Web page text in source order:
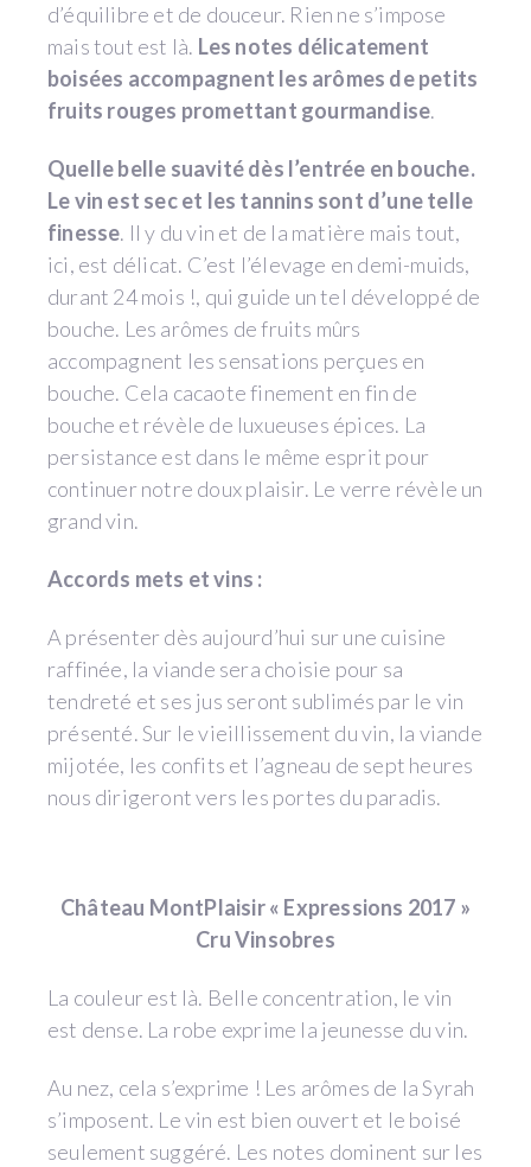
d’équilibre et de douceur. Rien ne s’impose
mais tout est là. Les notes délicatement
boisées accompagnent les arômes de petits
fruits rouges promettant gourmandise.
Quelle belle suavité dès l’entrée en bouche.
Le vin est sec et les tannins sont d’une telle
finesse. Il y du vin et de la matière mais tout,
ici, est délicat. C’est l’élevage en demi-muids,
durant 24 mois !, qui guide un tel développé de
bouche. Les arômes de fruits mûrs
accompagnent les sensations perçues en
bouche. Cela cacaote finement en fin de
bouche et révèle de luxueuses épices. La
persistance est dans le même esprit pour
continuer notre doux plaisir. Le verre révèle un
grand vin.
Accords mets et vins :
A présenter dès aujourd’hui sur une cuisine
raffinée, la viande sera choisie pour sa
tendreté et ses jus seront sublimés par le vin
présenté. Sur le vieillissement du vin, la viande
mijotée, les confits et l’agneau de sept heures
nous dirigeront vers les portes du paradis.
Château MontPlaisir « Expressions 2017 »
Cru Vinsobres
La couleur est là. Belle concentration, le vin
est dense. La robe exprime la jeunesse du vin.
Au nez, cela s’exprime ! Les arômes de la Syrah
s’imposent. Le vin est bien ouvert et le boisé
seulement suggéré. Les notes dominent sur les